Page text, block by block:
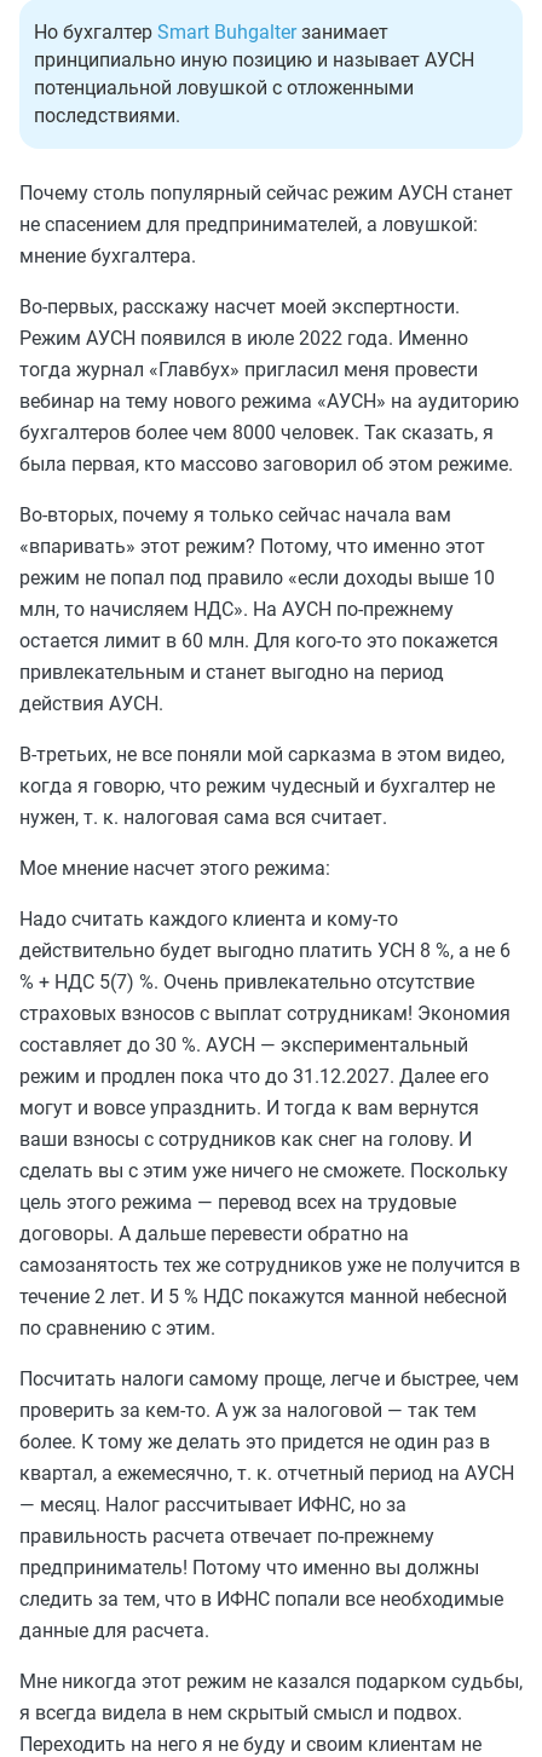
Но бухгалтер Smart Buhgalterзанимает
принципиально иную позицию и называет АУСН
потенциальной ловушкой с отложенными
последствиями.
Почему столь популярный сейчас режим АУСН станет
не спасением для предпринимателей, а ловушкой:
мнение бухгалтера.
Во-первых, расскажу насчет моей экспертности.
Режим АУСН появился в июле 2022 года. Именно
тогда журнал «Главбух» пригласил меня провести
вебинар на тему нового режима «АУСН» на аудиторию
бухгалтеров более чем 8000 человек. Так сказать, я
была первая, кто массово заговорил об этом режиме.
Во-вторых, почему я только сейчас начала вам
«впаривать» этот режим? Потому, что именно этот
режим не попал под правило «если доходы выше 10
млн, то начисляем НДС». На АУСН по-прежнему
остается лимит в 60 млн. Для кого-то это покажется
привлекательным и станет выгодно на период
действия АУСН.
В-третьих, не все поняли мой сарказма в этом видео,
когда я говорю, что режим чудесный и бухгалтер не
нужен, т. к. налоговая сама вся считает.
Мое мнение насчет этого режима:
Надо считать каждого клиента и кому-то
действительно будет выгодно платить УСН 8 %, а не 6
% + НДС 5(7) %. Очень привлекательно отсутствие
страховых взносов с выплат сотрудникам! Экономия
составляет до 30 %. АУСН — экспериментальный
режим и продлен пока что до 31.12.2027. Далее его
могут и вовсе упразднить. И тогда к вам вернутся
ваши взносы с сотрудников как снег на голову. И
сделать вы с этим уже ничего не сможете. Поскольку
цель этого режима — перевод всех на трудовые
договоры. А дальше перевести обратно на
самозанятость тех же сотрудников уже не получится в
течение 2 лет. И 5 % НДС покажутся манной небесной
по сравнению с этим.
Посчитать налоги самому проще, легче и быстрее, чем
проверить за кем-то. А уж за налоговой — так тем
более. К тому же делать это придется не один раз в
квартал, а ежемесячно, т. к. отчетный период на АУСН
— месяц. Налог рассчитывает ИФНС, но за
правильность расчета отвечает по-прежнему
предприниматель! Потому что именно вы должны
следить за тем, что в ИФНС попали все необходимые
данные для расчета.
Мне никогда этот режим не казался подарком судьбы,
я всегда видела в нем скрытый смысл и подвох.
Переходить на него я не буду и своим клиентам не